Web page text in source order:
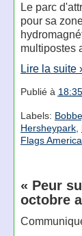
Le parc
pour sa
multipostes
Lire la suite
Publié à 18:35
Labels:
Hersheypark,
Flags America
« Peur
octobre